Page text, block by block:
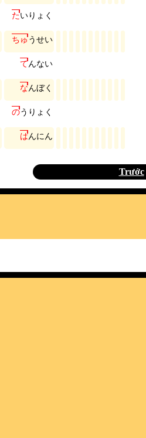
たいり ょ く
ちゅうせい
てんない
なんぼく
のう り ょ く
はんに ん
Trước